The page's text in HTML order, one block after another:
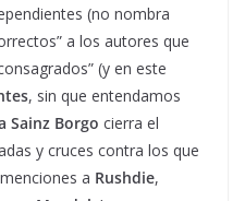
(no nombra
a los autores que
(y en este
, sin que entendamos
Sainz Borgo cierra el
y cruces contra los que
a Rushdie,